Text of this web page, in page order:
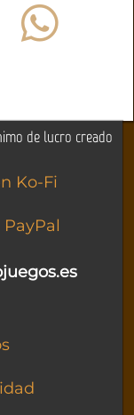
de lucro creado
Ko-Fi